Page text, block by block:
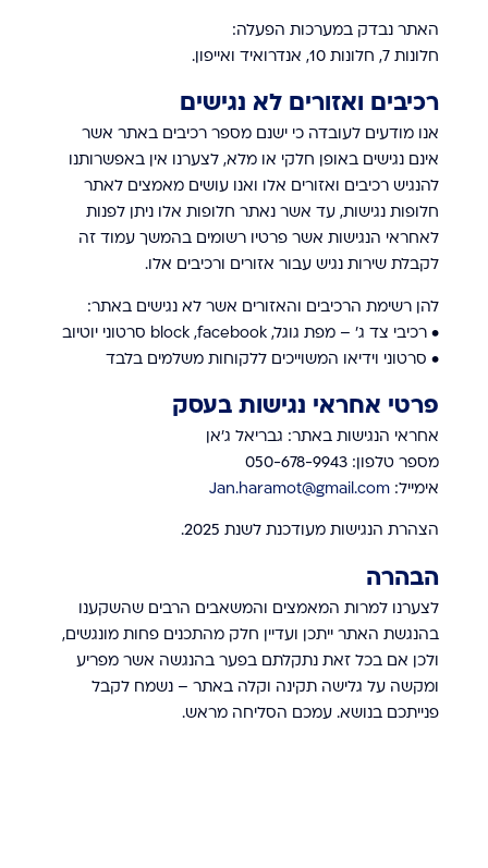
האתר נבדק במערכות הפעלה:
חלונות 7, חלונות 10, אנדרואיד ואייפון.
רכיבים ואזורים לא נגישים
אנו מודעים לעובדה כי ישנם מספר רכיבים באתר אשר
אינם נגישים באופן חלקי או מלא, לצערנו אין באפשרותנו
להנגיש רכיבים ואזורים אלו ואנו עושים מאמצים לאתר
חלופות נגישות, עד אשר נאתר חלופות אלו ניתן לפנות
לאחראי הנגישות אשר פרטיו רשומים בהמשך עמוד זה
לקבלת שירות נגיש עבור אזורים ורכיבים אלו.
להן רשימת הרכיבים והאזורים אשר לא נגישים באתר:
• רכיבי צד ג' – מפת גוגל, block ,facebook סרטוני יוטיוב
• סרטוני וידיאו המשוייכים ללקוחות משלמים בלבד
פרטי אחראי נגישות בעסק
אחראי הנגישות באתר: גבריאל ג׳אן
מספר טלפון: 050-678-9943
אימייל: Jan.haramot@gmail.com
הצהרת הנגישות מעודכנת לשנת 2025.
הבהרה
לצערנו למרות המאמצים והמשאבים הרבים שהשקענו
בהנגשת האתר ייתכן ועדיין חלק מהתכנים פחות מונגשים,
ולכן אם בכל זאת נתקלתם בפער בהנגשה אשר מפריע
ומקשה על גלישה תקינה וקלה באתר – נשמח לקבל
פנייתכם בנושא. עמכם הסליחה מראש.